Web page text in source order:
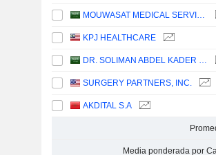
MOUWASAT MEDICAL SERVICES COMPANY
KPJ HEALTHCARE
DR. SOLIMAN ABDEL KADER FAKEEH HOSPITAL COMPANY
SURGERY PARTNERS, INC.
AKDITAL S.A
Media ponderada por